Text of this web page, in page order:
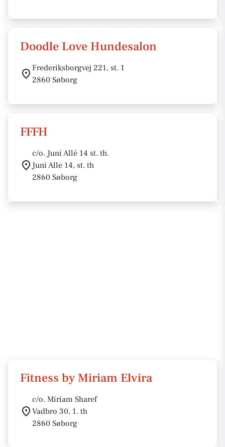
Doodle Love Hundesalon
Frederiksborgvej 221, st. 1
2860 Søborg
FFFH
c/o. Juni Allé 14 st. th.
Juni Alle 14, st. th
2860 Søborg
Fitness by Miriam Elvira
c/o. Miriam Sharef
Vadbro 30, 1. th
2860 Søborg